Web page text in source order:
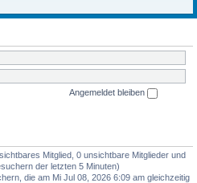
Angemeldet bleiben
Mitglied, 0 unsichtbare Mitglieder und
der letzten 5 Minuten)
die am Mi Jul 08, 2026 6:09 am gleichzeitig